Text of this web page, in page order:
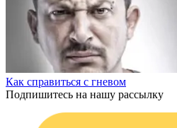
Как справиться с гневом
Подпишитесь на нашу рассылку